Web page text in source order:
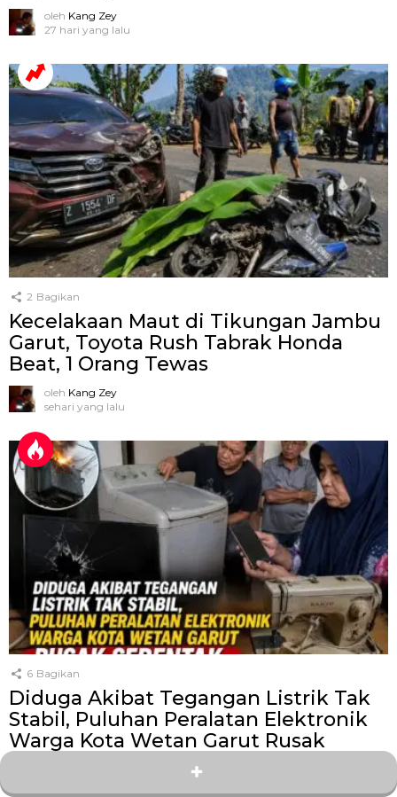
oleh Kang Zey
27 hari yang lalu
2 Bagikan
Kecelakaan Maut di Tikungan Jambu
Garut, Toyota Rush Tabrak Honda
Beat, 1 Orang Tewas
oleh Kang Zey
sehari yang lalu
6 Bagikan
Diduga Akibat Tegangan Listrik Tak
Stabil, Puluhan Peralatan Elektronik
Warga Kota Wetan Garut Rusak
oleh Kang Zey